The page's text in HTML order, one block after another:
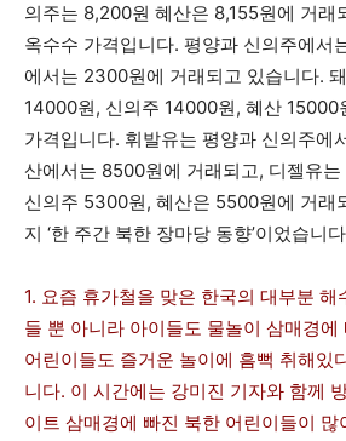
의주는 8,200원 혜산은 8,155원에 거래
옥수수 가격입니다. 평양과 신의주에서
에서는 2300원에 거래되고 있습니다.
14000원, 신의주 14000원, 혜산 15000
가격입니다. 휘발유는 평양과 신의주에
산에서는 8500원에 거래되고, 디젤유
신의주 5300원, 혜산은 5500원에 거래
지 ‘한 주간 북한 장마당 동향’이었습니
1. 요즘 휴가철을 맞은 한국의 대부분
들 뿐 아니라 아이들도 물놀이 삼매경
어린이들도 즐거운 놀이에 흠뻑 취해있
니다. 이 시간에는 강미진 기자와 함께
이트 삼매경에 빠진 북한 어린이들이